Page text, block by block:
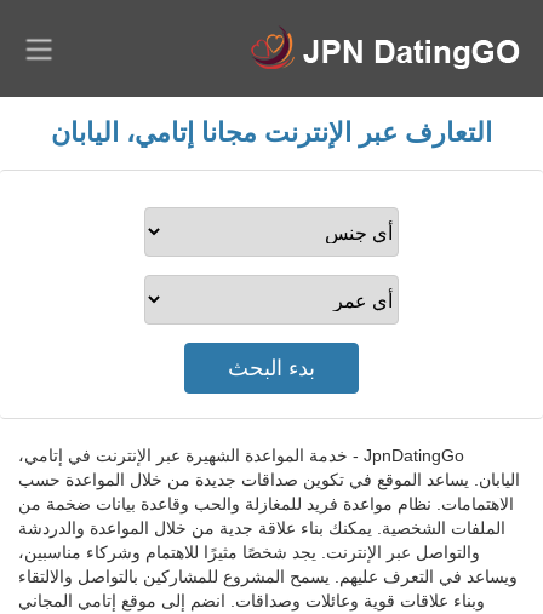
التعارف عبر الإنترنت مجانا إتامي، اليابان
JpnDatingGo - خدمة المواعدة الشهيرة عبر الإنترنت في إتامي،
اليابان. يساعد الموقع في تكوين صداقات جديدة من خلال المواعدة حسب
الاهتمامات. نظام مواعدة فريد للمغازلة والحب وقاعدة بيانات ضخمة من
الملفات الشخصية. يمكنك بناء علاقة جدية من خلال المواعدة والدردشة
والتواصل عبر الإنترنت. يجد شخصًا مثيرًا للاهتمام وشركاء مناسبين،
ويساعد في التعرف عليهم. يسمح المشروع للمشاركين بالتواصل والالتقاء
وبناء علاقات قوية وعائلات وصداقات. انضم إلى موقع إتامي المجاني